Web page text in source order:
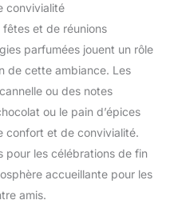
convivialité
fêtes et de réunions
parfumées jouent un rôle
de cette ambiance. Les
ou des notes
ou le pain d’épices
confort et de convivialité.
pour les célébrations de fin
accueillante pour les
amis.